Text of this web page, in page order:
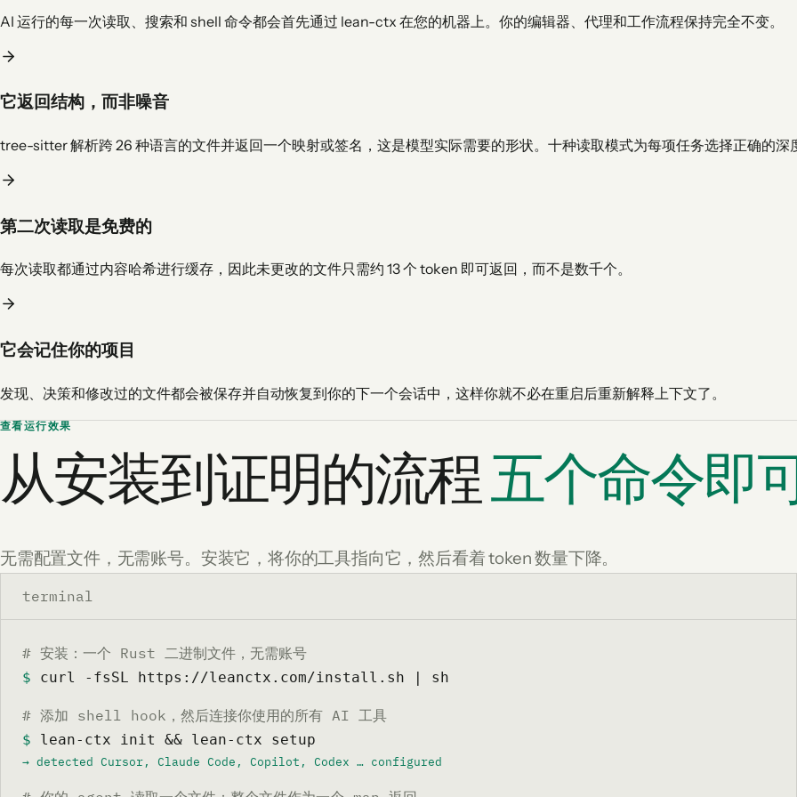
AI 运行的每一次读取、搜索和 shell 命令都会首先通过 lean-ctx 在您的机器上。你的编辑器、代理和工作流程保持完全不变。
它返回结构，而非噪音
tree-sitter 解析跨 26 种语言的文件并返回一个映射或签名，这是模型实际需要的形状。十种读取模式为每项任务选择正确的深
第二次读取是免费的
每次读取都通过内容哈希进行缓存，因此未更改的文件只需约 13 个 token 即可返回，而不是数千个。
它会记住你的项目
发现、决策和修改过的文件都会被保存并自动恢复到你的下一个会话中，这样你就不必在重启后重新解释上下文了。
查看运行效果
从安装到证明的流程五个命令即
无需配置文件，无需账号。安装它，将你的工具指向它，然后看着 token 数量下降。
terminal
# 安装：一个 Rust 二进制文件，无需账号
$ curl -fsSL https://leanctx.com/install.sh | sh
# 添加 shell hook，然后连接你使用的所有 AI 工具
$ lean-ctx init && lean-ctx setup
→ detected Cursor, Claude Code, Copilot, Codex … configured